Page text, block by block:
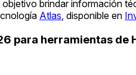
brindar información
Atlas , disponible en
para herramientas de